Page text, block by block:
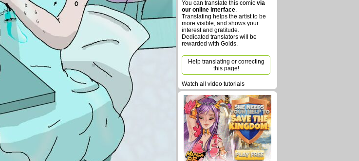
You can translate this comic via
our online interface.
Translating helps the artist to be
more visible, and shows your
interest and gratitude.
Dedicated translators will be
rewarded with Golds.
Help translating or correcting
this page!
Watch all video tutorials